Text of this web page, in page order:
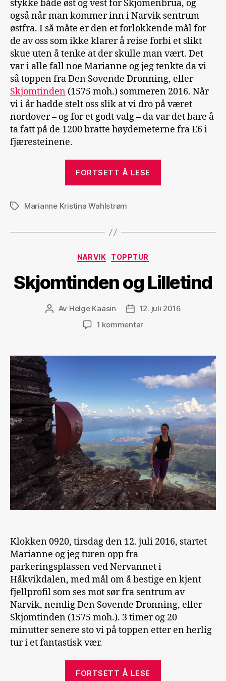
stykke både øst og vest for Skjomenbrua, og
også når man kommer inn i Narvik sentrum
østfra. I så måte er den et forlokkende mål for
de av oss som ikke klarer å reise forbi et slikt
skue uten å tenke at der skulle man vært. Det
var i alle fall noe Marianne og jeg tenkte da vi
så toppen fra Den Sovende Dronning, eller
Skjomtinden (1575 moh.) sommeren 2016. Når
vi i år hadde stelt oss slik at vi dro på været
nordover – og for et godt valg – da var det bare å
ta fatt på de 1200 bratte høydemeterne fra E6 i
fjæresteinene.
FORTSETT Å LESE
fjæresteinene»
StikkordMarianne Kristina Wahlstrøm
Kategorier
NARVIK TOPPTUR
Skjomtinden og Lilletind
Innleggsforfatter
Av Helge Kaasin Publiseringsdato
12. juli 2016
1 kommentartil
Lilletind
Klokken 0920, tirsdag den 12. juli 2016, startet
Marianne og jeg turen opp fra
parkeringsplassen ved Nervannet i
Håkvikdalen, med mål om å bestige en kjent
fjellprofil som ses mot sør fra sentrum av
Narvik, nemlig Den Sovende Dronning, eller
Skjomtinden (1575 moh.). 3 timer og 20
minutter senere sto vi på toppen etter en herlig
tur i et fantastisk vær.
FORTSETT Å LESE